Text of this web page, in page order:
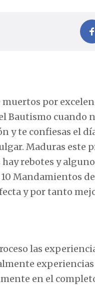
muertos por
Bautismo cuando
y te confiesas el
Maduras este
hay rebotes y
Mandamientos
y por tanto
las
en el